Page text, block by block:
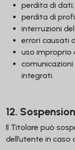
perdita di dati;
perdita di
interruzioni
errori causati
uso improprio
integrati.
12.
Il Titolare può
dell’utente in caso